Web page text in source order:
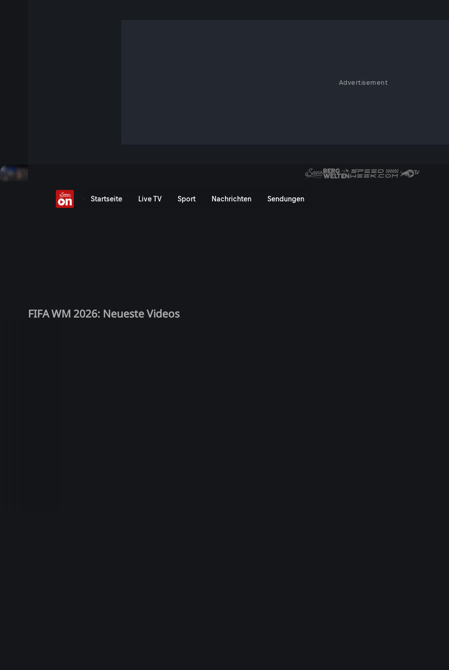
Advertisement
Startseite Live TV Sport Nachrichten Sendungen
FIFA Fussball-Weltmeisterschaft 2026 - ServusTV On
FIFA WM 2026: Neueste Videos